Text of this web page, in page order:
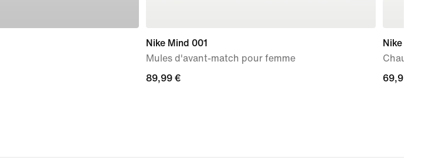
Nike Mind 001
Mules d'avant-match pour femme
89,99 €
89,99 €
Nike Force
69,99 €
69,99 €